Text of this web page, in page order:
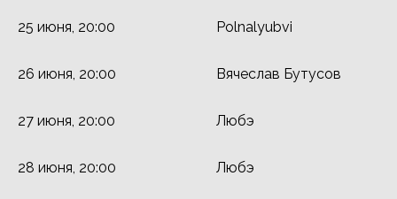
25 июня, 20:00 Polnalyubvi
26 июня, 20:00 Вячеслав Бутусов
27 июня, 20:00 Любэ
28 июня, 20:00 Любэ